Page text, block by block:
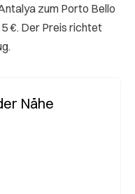
zum Porto Bello
€. Der Preis richtet
Nähe